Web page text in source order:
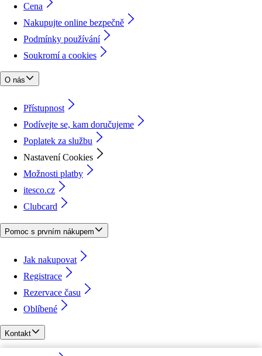
Cena
Nakupujte online bezpečně
Podmínky používání
Soukromí a cookies
O nás
Přístupnost
Podívejte se, kam doručujeme
Poplatek za službu
Nastavení Cookies
Možnosti platby
itesco.cz
Clubcard
Pomoc s prvním nákupem
Jak nakupovat
Registrace
Rezervace času
Oblíbené
Kontakt